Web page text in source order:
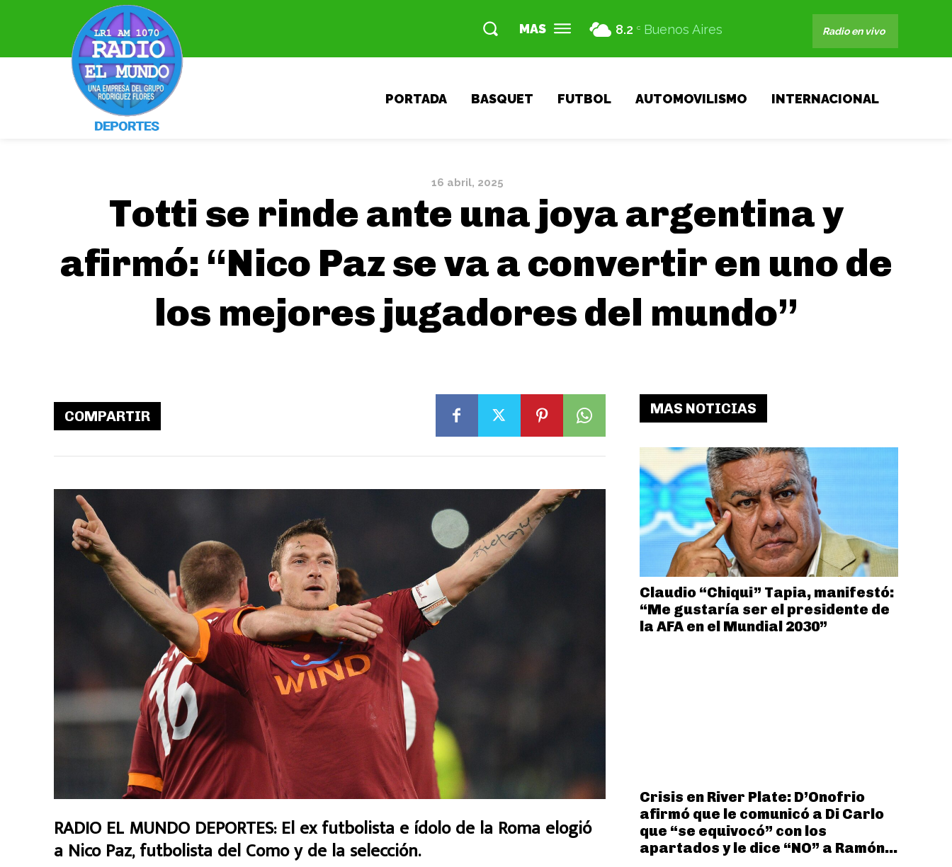
MAS 8.2 C Buenos Aires Radio en vivo
PORTADA BASQUET FUTBOL AUTOMOVILISMO INTERNACIONAL
16 abril, 2025
Totti se rinde ante una joya argentina y
afirmó: “Nico Paz se va a convertir en uno de
los mejores jugadores del mundo”
COMPARTIR
RADIO EL MUNDO DEPORTES: El ex futbolista e ídolo de la Roma elogió
a Nico Paz, futbolista del Como y de la selección.
MAS NOTICIAS
Claudio “Chiqui” Tapia, manifestó:
“Me gustaría ser el presidente de
la AFA en el Mundial 2030”
Crisis en River Plate: D’Onofrio
afirmó que le comunicó a Di Carlo
que “se equivocó” con los
apartados y le dice “NO” a Ramón...